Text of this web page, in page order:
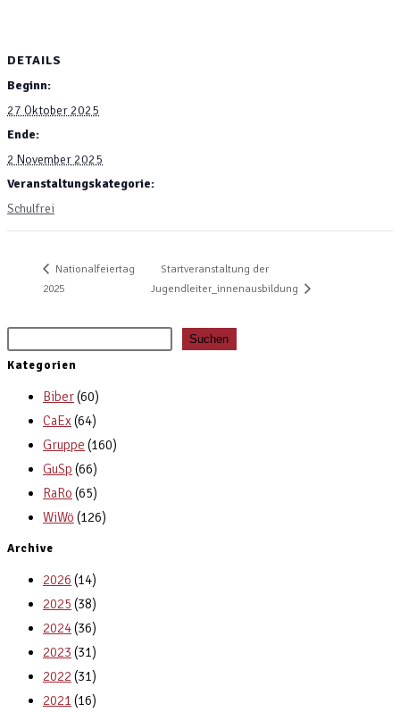
DETAILS
Beginn:
27 Oktober 2025
Ende:
2 November 2025
Veranstaltungskategorie:
Schulfrei
Nationalfeiertag
2025
Startveranstaltung der
Jugendleiter_innenausbildung
Suchen
Kategorien
Biber(60)
CaEx(64)
Gruppe (160)
GuSp (66)
RaRo (65)
WiWö (126)
Archive
2026 (14)
2025 (38)
2024(36)
2023 (31)
2022 (31)
2021 (16)